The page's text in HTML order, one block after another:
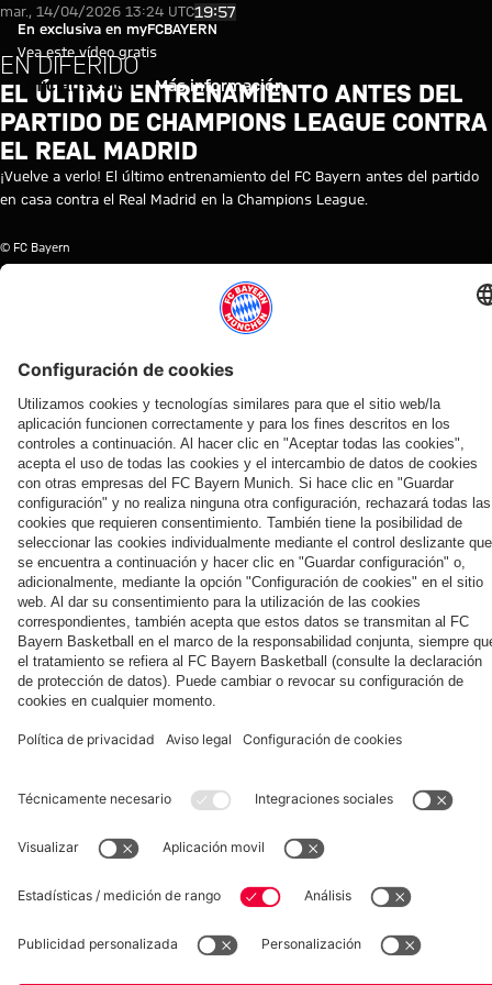
Vídeo: último entrenamiento
Reproducir vídeo
En exclusiva en myFCBAYERN
Vea este vídeo gratis
Iniciar sesión Más información
mar., 14/04/2026 13:24 UTC19:57
EN DIFERIDO
EL ÚLTIMO ENTRENAMIENTO ANTES DEL
PARTIDO DE CHAMPIONS LEAGUE CONTRA
EL REAL MADRID
¡Vuelve a verlo! El último entrenamiento del FC Bayern antes del partido
en casa contra el Real Madrid en la Champions League.
© FC Bayern
TEMAS DE ESTE VÍDEO
CAMPEONES
TV
LIVE
MYFCBAYERN
REAL
VÍDEOS RELACIONADOS
Vídeo
EN DIFERIDO
Así fue el
último
entrenamiento
antes del
partido contra
el Aston Villa
Vídeo
EN
DIFERIDO
La rueda
de
prensa
del Audi
Football
Summit
ante el
Aston
Villa
Vídeo
VÍDEO
ENTRE
BASTIDORES
Así vivió el
FC Bayern
sus cuatro
días en Jeju
Vídeo
EN DIFERIDO
El último
entrenamiento
antes del
partido contra
el Jeju
Vídeo
EN DIFERIDO
El
entrenamiento
abierto al
público del
miércoles en el
Tegernsee
Vídeo
EN DIFERIDO
El
entrenamiento
abierto al
público del
martes en el
Tegernsee
Vídeo
EN DIFERIDO
El
entrenamiento
público del
lunes en
Tegernsee
Vídeo
VÍDEO
Lo mejor de los
entrenamientos
del FC Bayern
en mayo de
2026
Colaborador
Museum Allianz Arena Prensa Baloncesto
FC Bayern München AG